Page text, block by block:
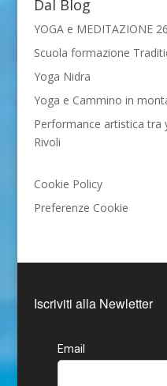
Dal Blog
YOGA e MEDITAZIONE
Scuola formazione
Yoga Nidra
Yoga e Cammino in
Performance artistica tra
Rivoli
Cookie Policy
Preferenze Cookie
Iscriviti alla Newletter